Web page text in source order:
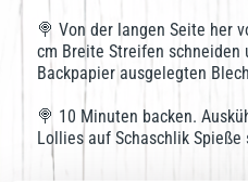
🍭 Von der langen Seite her
cm Breite Streifen schneiden
Backpapier ausgelegten
🍭 10 Minuten backen.
Lollies auf Schaschlik Spieße